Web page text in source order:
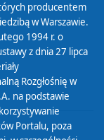
producentem
w Warszawie.
1994 r. o
z dnia 27 lipca
Rozgłośnię w
na podstawie
Portalu, poza